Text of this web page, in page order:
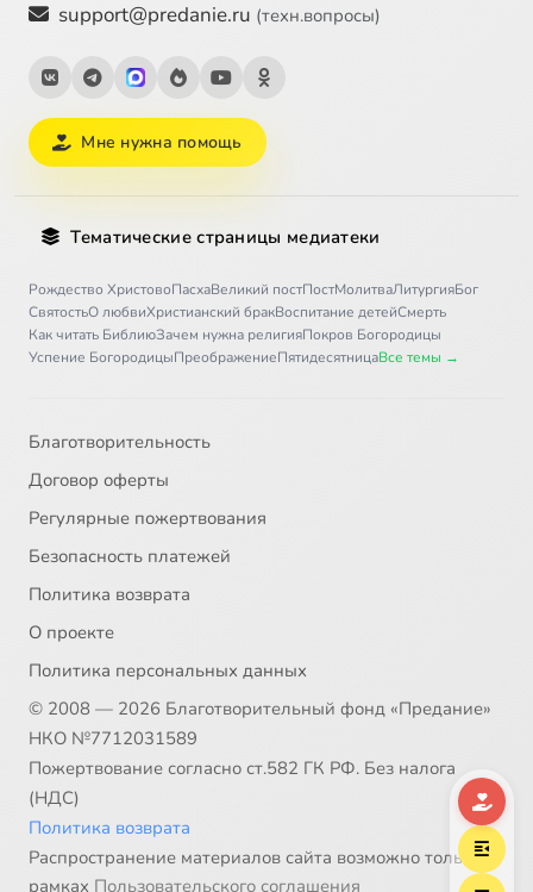
support@predanie.ru (техн.вопросы)
Мне нужна помощь
Тематические страницы медиатеки
Рождество ХристовоПасхаВеликий постПостМолитваЛитургияБог
СвятостьО любвиХристианский бракВоспитание детейСмерть
Как читать БиблиюЗачем нужна религияПокров Богородицы
Успение БогородицыПреображениеПятидесятницаВсе темы →
Благотворительность
Договор оферты
Регулярные пожертвования
Безопасность платежей
Политика возврата
О проекте
Политика персональных данных
© 2008 — 2026 Благотворительный фонд «Предание»
НКО №7712031589
Пожертвование согласно ст.582 ГК РФ. Без налога
(НДС)
Политика возврата
Распространение материалов сайта возможно только в
рамках Пользовательского соглашения